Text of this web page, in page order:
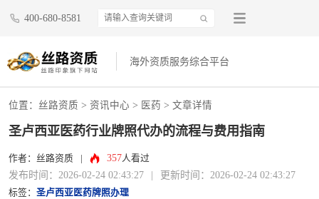
400-680-8581
海外资质服务综合平台
位置： 丝路资质 > 资讯中心 > 医药 > 文章详情
圣卢西亚医药行业牌照代办的流程与费用指南
作者：丝路资质 357人看过
发布时间：2026-02-24 02:43:27 更新时间：2026-02-24 02:43:27
标签： 圣卢西亚医药牌照办理